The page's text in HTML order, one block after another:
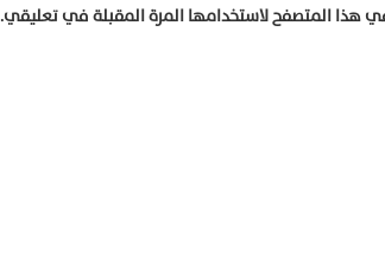
هذا المتصفح لاستخدامها المرة المقبلة في تعليقي.